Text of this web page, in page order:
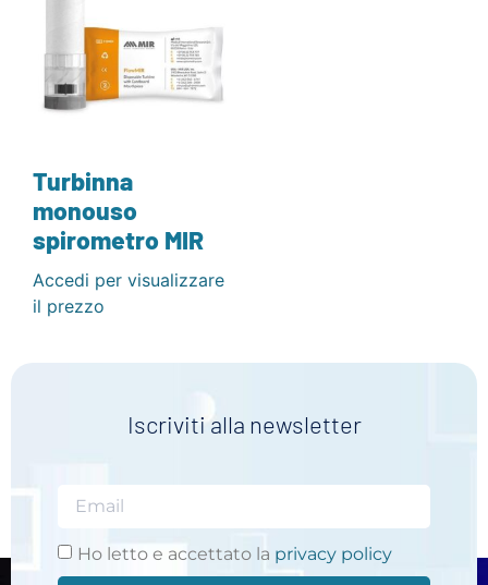
Turbinna
monouso
spirometro MIR
Accedi per visualizzare
il prezzo
Iscriviti alla newsletter
Ho letto e accettato la privacy policy